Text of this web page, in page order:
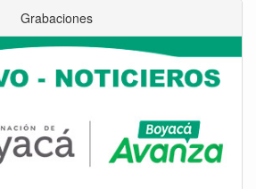
Grabaciones